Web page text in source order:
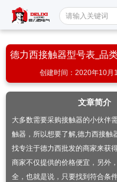
首页
稳压器
产品中心
新闻百科
服务保障
创建时间： 2020年10月
德力西接触器型号表_品
大多数需要采购接触器的小伙伴
触器，所以想要了解,德力西接触
找专注于德力西批发的商家来获
商家不仅提供的价格便宜，另外
全，也就是说，只要找到符合条
文章简介